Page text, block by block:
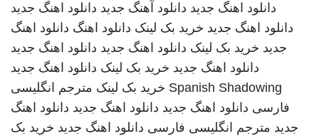
دانلود اهنگ جدید دانلود آهنگ جدید دانلود اهنگ جدید
دانلود اهنگ جدید خرید بک لینک دانلود اهنگ دانلود اهنگ
جدید خرید بک لینک دانلود اهنگ جدید دانلود اهنگ جدید
دانلود اهنگ جدید خرید بک لینک دانلود اهنگ جدید
Spanish Shadowing خرید بک لینک مترجم انگلیسی
فارسی دانلود اهنگ جدید دانلود اهنگ جدید دانلود اهنگ
جدید مترجم انگلیسی فارسی دانلود اهنگ جدید خرید بک